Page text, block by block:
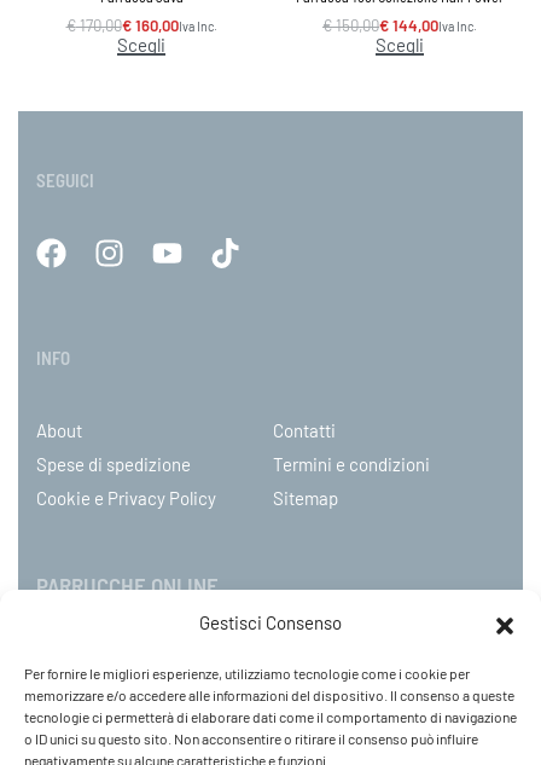
Gestisci Consenso
Per fornire le migliori esperienze, utilizziamo tecnologie come i cookie per
memorizzare e/o accedere alle informazioni del dispositivo. Il consenso a queste
tecnologie ci permetterà di elaborare dati come il comportamento di navigazione
o ID unici su questo sito. Non acconsentire o ritirare il consenso può influire
negativamente su alcune caratteristiche e funzioni.
€170,00€160,00Iva Inc.
Scegli
€150,00€144,00Iva Inc.
Scegli
SEGUICI
INFO
About
Contatti
Spese di spedizione
Termini e condizioni
Cookie e Privacy Policy
Sitemap
PARRUCCHE ONLINE
C.so Mazzini 31, NOVARA – Italy
Tel: +39 0321 659378 / 393229
WhatsApp: +39 342 9218104